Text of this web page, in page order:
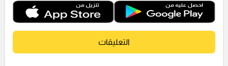
التعليقات